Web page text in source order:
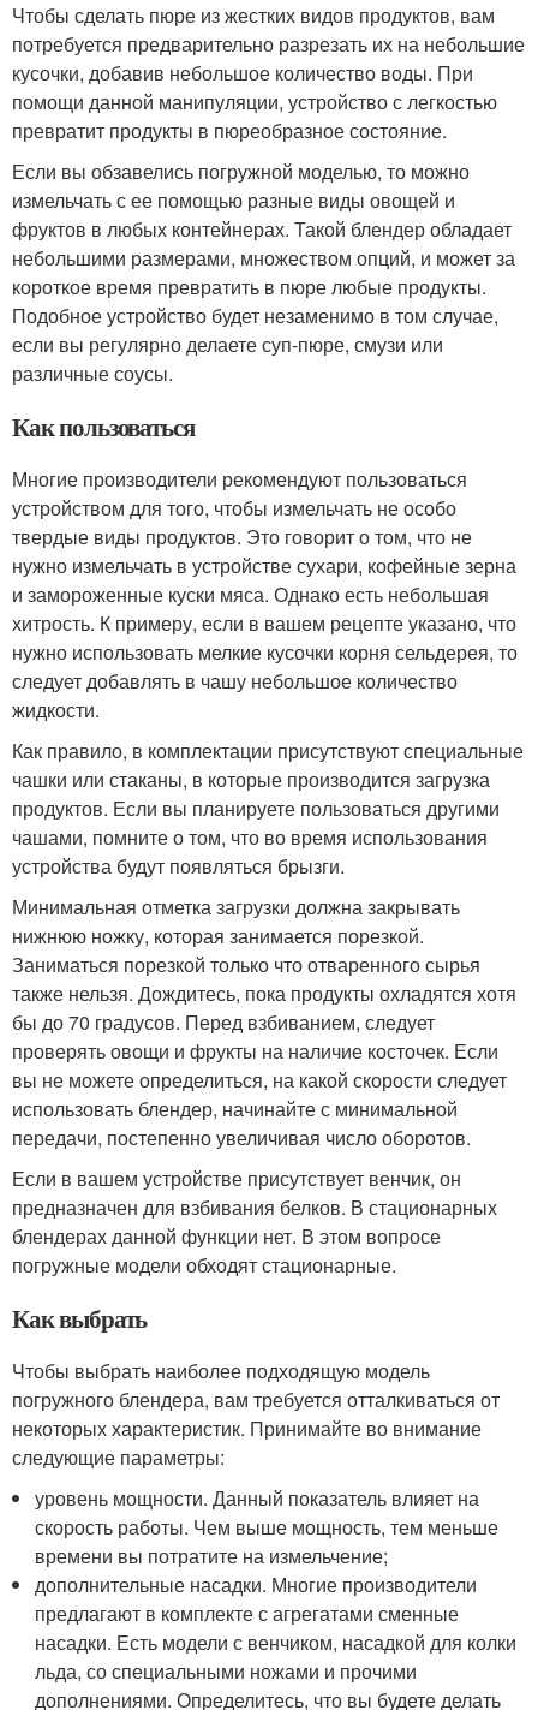
Чтобы сделать пюре из жестких видов продуктов, вам
потребуется предварительно разрезать их на небольшие
кусочки, добавив небольшое количество воды. При
помощи данной манипуляции, устройство с легкостью
превратит продукты в пюреобразное состояние.
Если вы обзавелись погружной моделью, то можно
измельчать с ее помощью разные виды овощей и
фруктов в любых контейнерах. Такой блендер обладает
небольшими размерами, множеством опций, и может за
короткое время превратить в пюре любые продукты.
Подобное устройство будет незаменимо в том случае,
если вы регулярно делаете суп-пюре, смузи или
различные соусы.
Как пользоваться
Многие производители рекомендуют пользоваться
устройством для того, чтобы измельчать не особо
твердые виды продуктов. Это говорит о том, что не
нужно измельчать в устройстве сухари, кофейные зерна
и замороженные куски мяса. Однако есть небольшая
хитрость. К примеру, если в вашем рецепте указано, что
нужно использовать мелкие кусочки корня сельдерея, то
следует добавлять в чашу небольшое количество
жидкости.
Как правило, в комплектации присутствуют специальные
чашки или стаканы, в которые производится загрузка
продуктов. Если вы планируете пользоваться другими
чашами, помните о том, что во время использования
устройства будут появляться брызги.
Минимальная отметка загрузки должна закрывать
нижнюю ножку, которая занимается порезкой.
Заниматься порезкой только что отваренного сырья
также нельзя. Дождитесь, пока продукты охладятся хотя
бы до 70 градусов. Перед взбиванием, следует
проверять овощи и фрукты на наличие косточек. Если
вы не можете определиться, на какой скорости следует
использовать блендер, начинайте с минимальной
передачи, постепенно увеличивая число оборотов.
Если в вашем устройстве присутствует венчик, он
предназначен для взбивания белков. В стационарных
блендерах данной функции нет. В этом вопросе
погружные модели обходят стационарные.
Как выбрать
Чтобы выбрать наиболее подходящую модель
погружного блендера, вам требуется отталкиваться от
некоторых характеристик. Принимайте во внимание
следующие параметры:
уровень мощности. Данный показатель влияет на
скорость работы. Чем выше мощность, тем меньше
времени вы потратите на измельчение;
дополнительные насадки. Многие производители
предлагают в комплекте с агрегатами сменные
насадки. Есть модели с венчиком, насадкой для колки
льда, со специальными ножами и прочими
дополнениями. Определитесь, что вы будете делать